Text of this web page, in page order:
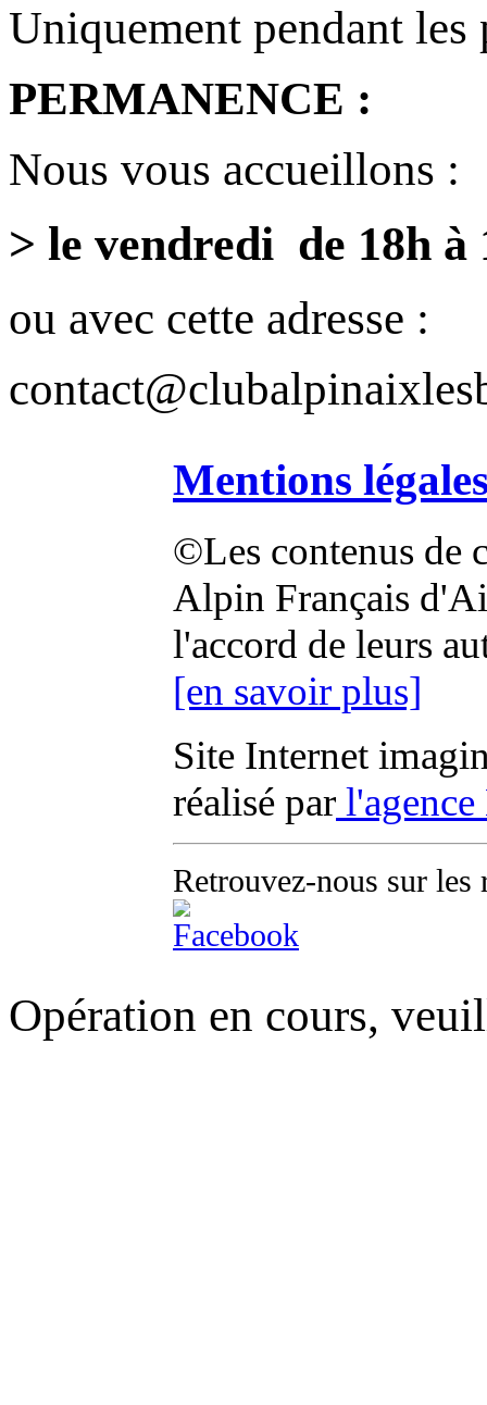
Uniquement pendant les
PERMANENCE :
Nous vous accueillons :
> le vendredi de 18h à
ou avec cette adresse :
Mentions
©Les contenus de
Alpin Français
l'accord de leurs
[en savoir plus]
Site Internet
réalisé par
Retrouvez-nous sur les
Opération en cours,